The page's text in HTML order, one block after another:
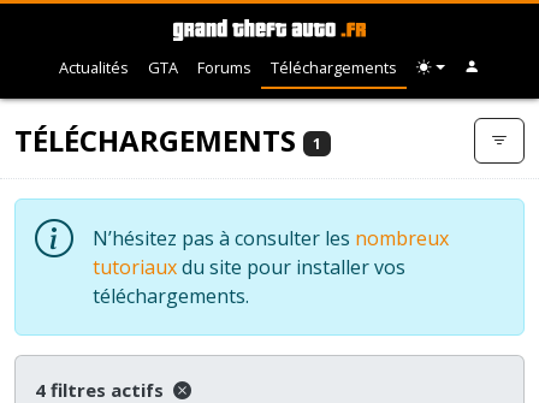
Actualités GTA Forums Téléchargements
TÉLÉCHARGEMENTS 1
N’hésitez pas à consulter les nombreux
tutoriauxdu site pour installer vos
téléchargements.
4 filtres actifs